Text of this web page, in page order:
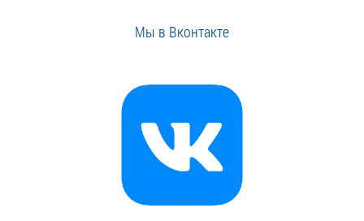
Мы в Вконтакте